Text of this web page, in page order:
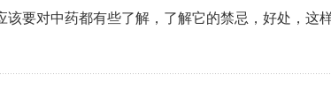
要对中药都有些了解，了解它的禁忌，好处，这